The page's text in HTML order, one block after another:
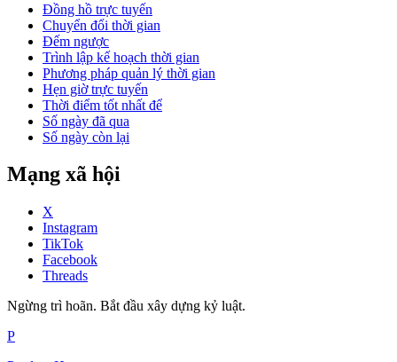
Đồng hồ trực tuyến
Chuyển đổi thời gian
Đếm ngược
Trình lập kế hoạch thời gian
Phương pháp quản lý thời gian
Hẹn giờ trực tuyến
Thời điểm tốt nhất để
Số ngày đã qua
Số ngày còn lại
Mạng xã hội
X
Instagram
TikTok
Facebook
Threads
Ngừng trì hoãn. Bắt đầu xây dựng kỷ luật.
P